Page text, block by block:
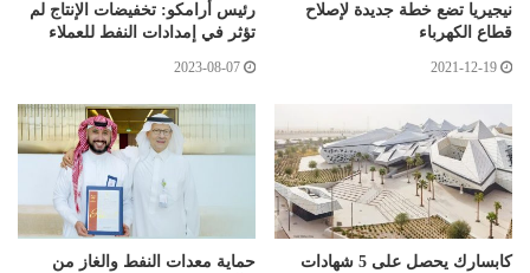
نيجيريا تضع خطة جديدة لإصلاح
قطاع الكهرباء
2021-12-19
رئيس أرامكو: تخفيضات الإنتاج لم
تؤثر في إمدادات النفط للعملاء
2023-08-07
كابسارك يحصل على 5 شهادات
حماية معدات النفط والغاز من